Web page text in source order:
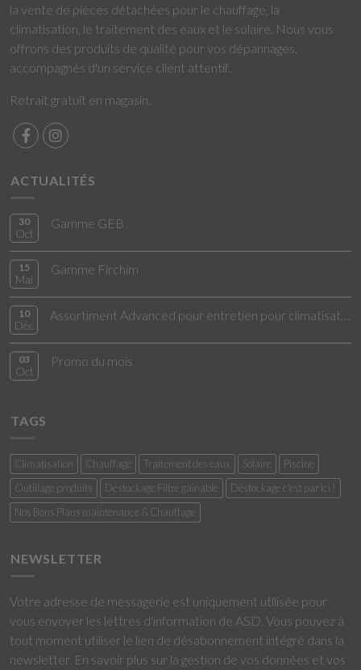
la vente de pièces détachées pour le chauffage, la
climatisation, le traitement des eaux et le solaire. Nous vous
offrons des produits de qualité pour vos dépannages,
accompagnés d'un service client attentif.
Retrait gratuit en magasin.
ACTUALITÉS
30
Oct
Gamme GEB
15
Mai
Gamme Firchim
10
Déc
03
Oct
Promo du mois
TAGS
Climatisation Chauffage Traitement des eaux Solaire
Piscine
Outillage produits
Déstockage Filtre gainable
Déstockage c'est par ici !
Nos Bons Plans maintenance & Chauffage
NEWSLETTER
Votre adresse de messagerie est uniquement utilisée pour
vous envoyer les lettres d'information de ASD. Vous pouvez à
tout moment utiliser le lien de désabonnement intégré dans la
newsletter. En savoir plus sur la gestion de vos données et vos